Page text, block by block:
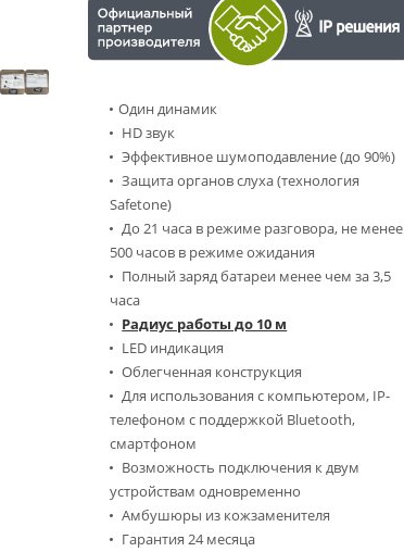
Один динамик
HD звук
Эффективное шумоподавление (до 90%)
Защита органов слуха (технология
Safetone)
До 21 часа в режиме разговора, не менее
500 часов в режиме ожидания
Полный заряд батареи менее чем за 3,5
часа
Радиус работы до 10 м
LED индикация
Облегченная конструкция
Для использования с компьютером, IP-
телефоном с поддержкой Bluetooth,
смартфоном
Возможность подключения к двум
устройствам одновременно
Амбушюры из кожзаменителя
Гарантия 24 месяца